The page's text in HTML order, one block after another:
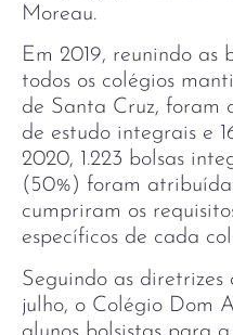
Moreau.
Em 2019, reunindo as
todos os colégios
de Santa Cruz, foram
de estudo integrais e
2020, 1.223 bolsas
(50%) foram
cumpriram os
específicos de cada
Seguindo as diretrizes
julho, o Colégio Dom